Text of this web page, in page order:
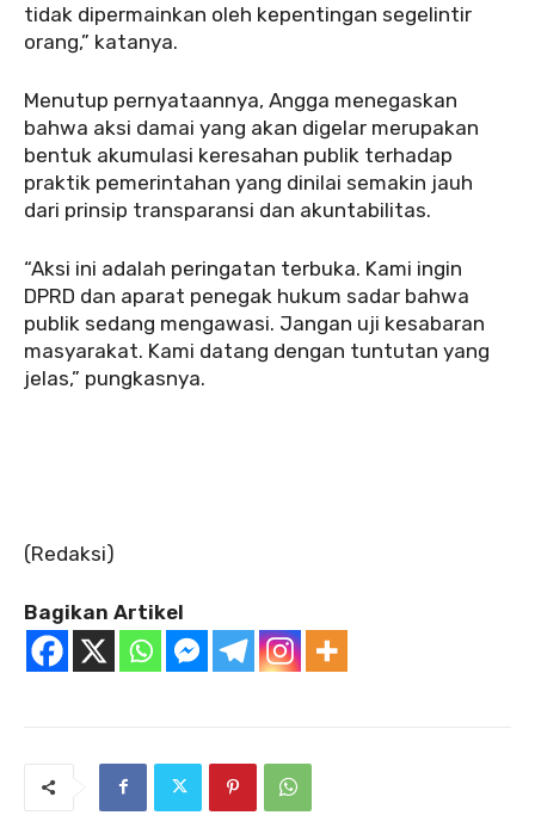
tidak dipermainkan oleh kepentingan segelintir
orang,” katanya.
‎‎Menutup pernyataannya, Angga menegaskan
bahwa aksi damai yang akan digelar merupakan
bentuk akumulasi keresahan publik terhadap
praktik pemerintahan yang dinilai semakin jauh
dari prinsip transparansi dan akuntabilitas.
‎“Aksi ini adalah peringatan terbuka. Kami ingin
DPRD dan aparat penegak hukum sadar bahwa
publik sedang mengawasi. Jangan uji kesabaran
masyarakat. Kami datang dengan tuntutan yang
jelas,” pungkasnya.
‎(Redaksi)
Bagikan Artikel